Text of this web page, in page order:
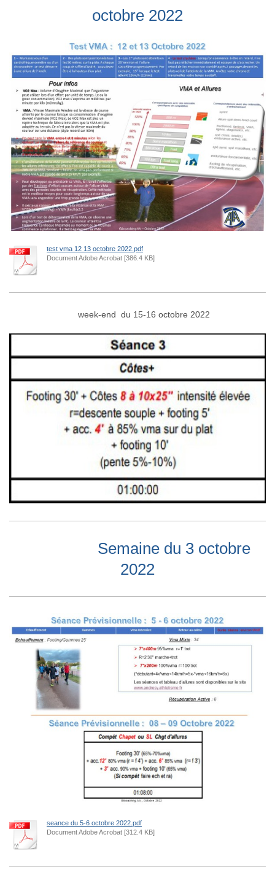
octobre 2022
test vma 12 13 octobre 2022.pdf
Document Adobe Acrobat [386.4 KB]
week-end du 15-16 octobre 2022
Semaine du 3 octobre
2022
seance du 5-6 octobre 2022.pdf
Document Adobe Acrobat [312.4 KB]